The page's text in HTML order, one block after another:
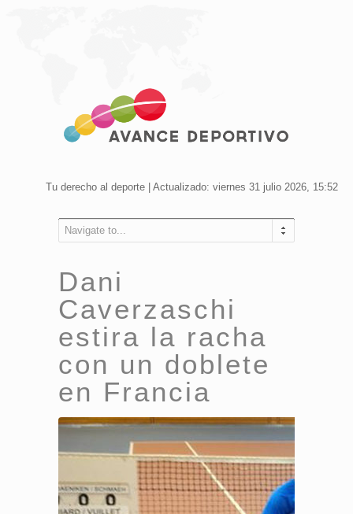
Tu derecho al deporte | Actualizado: viernes 31 julio 2026, 15:52
Navigate to...
Dani
Caverzaschi
estira la racha
con un doblete
en Francia